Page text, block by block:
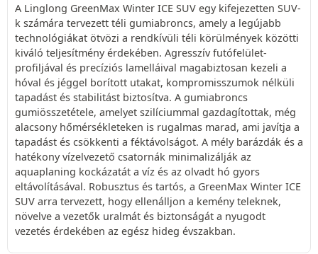
A Linglong GreenMax Winter ICE SUV egy kifejezetten SUV-
k számára tervezett téli gumiabroncs, amely a legújabb
technológiákat ötvözi a rendkívüli téli körülmények közötti
kiváló teljesítmény érdekében. Agresszív futófelület-
profiljával és precíziós lamelláival magabiztosan kezeli a
hóval és jéggel borított utakat, kompromisszumok nélküli
tapadást és stabilitást biztosítva. A gumiabroncs
gumiösszetétele, amelyet szilíciummal gazdagítottak, még
alacsony hőmérsékleteken is rugalmas marad, ami javítja a
tapadást és csökkenti a féktávolságot. A mély barázdák és a
hatékony vízelvezető csatornák minimalizálják az
aquaplaning kockázatát a víz és az olvadt hó gyors
eltávolításával. Robusztus és tartós, a GreenMax Winter ICE
SUV arra tervezett, hogy ellenálljon a kemény teleknek,
növelve a vezetők uralmát és biztonságát a nyugodt
vezetés érdekében az egész hideg évszakban.